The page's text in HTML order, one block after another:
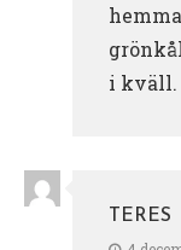
i kväll.
TERES